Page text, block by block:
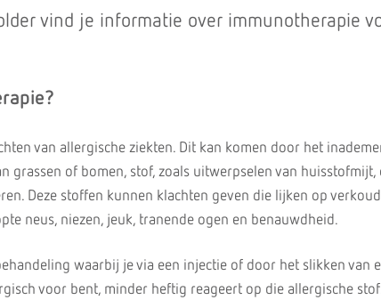
vind je informatie over immunotherapie
van allergische ziekten. Dit kan komen door het
grassen of bomen, stof, zoals uitwerpselen van huisstofmijt,
Deze stoffen kunnen klachten geven die lijken op
neus, niezen, jeuk, tranende ogen en benauwdheid.
waarbij je via een injectie of door het slikken van
voor bent, minder heftig reageert op die allergische